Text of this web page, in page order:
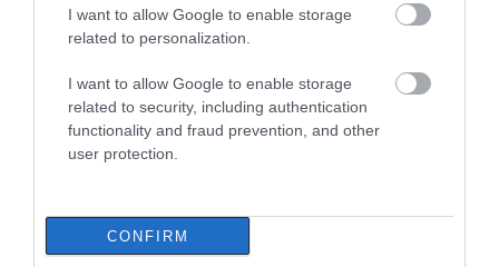
I want to allow Google to enable storage
related to personalization.
I want to allow Google to enable storage
related to security, including authentication
functionality and fraud prevention, and other
user protection.
CONFIRM